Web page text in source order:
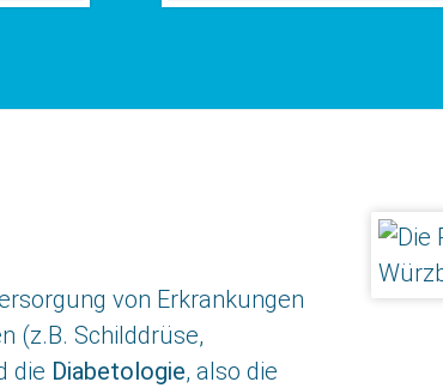
von Erkrankungen
(z.B. Schilddrüse,
die Diabetologie, also die